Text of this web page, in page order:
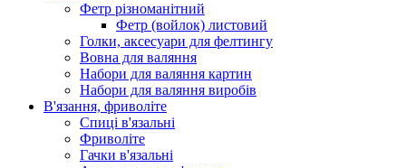
Фетр різноманітний
Фетр (войлок) листовий
Голки, аксесуари для фелтингу
Вовна для валяння
Набори для валяння картин
Набори для валяння виробів
В'язання, фриволіте
Спиці в'язальні
Фриволіте
Гачки в'язальні